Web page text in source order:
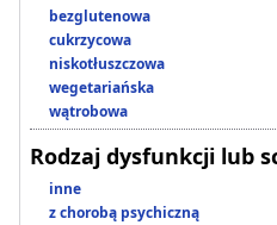
bezglutenowa
cukrzycowa
niskotłuszczowa
wegetariańska
wątrobowa
Rodzaj dysfunkcji lub
inne
z chorobą psychiczną